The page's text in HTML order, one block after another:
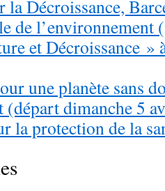
la Décroissance,
de l’environnement
et Décroissance »
une planète sans
(départ dimanche 5
la protection de la